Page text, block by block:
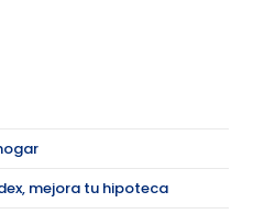
mejora tu hipoteca